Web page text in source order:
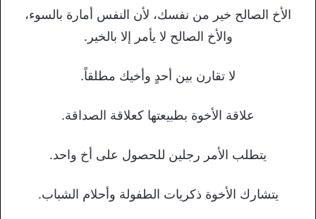
الأخ الصالح خير من نفسك، لأن النفس أمارة بالسوء،
والأخ الصالح لا يأمر إلا بالخير.
لا تقارن بين أحدٍ وأخيك مطلقاً.
علاقة الأخوة بطبيعتها كعلاقة الصداقة.
يتطلب الأمر رجلين للحصول على أخ واحد.
يتشارك الأخوة ذكريات الطفولة وأحلام الشباب.